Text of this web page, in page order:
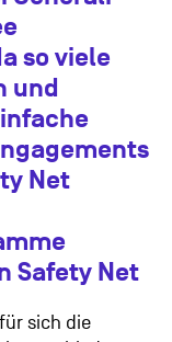
so viele
und
Net
Safety Net
sich die